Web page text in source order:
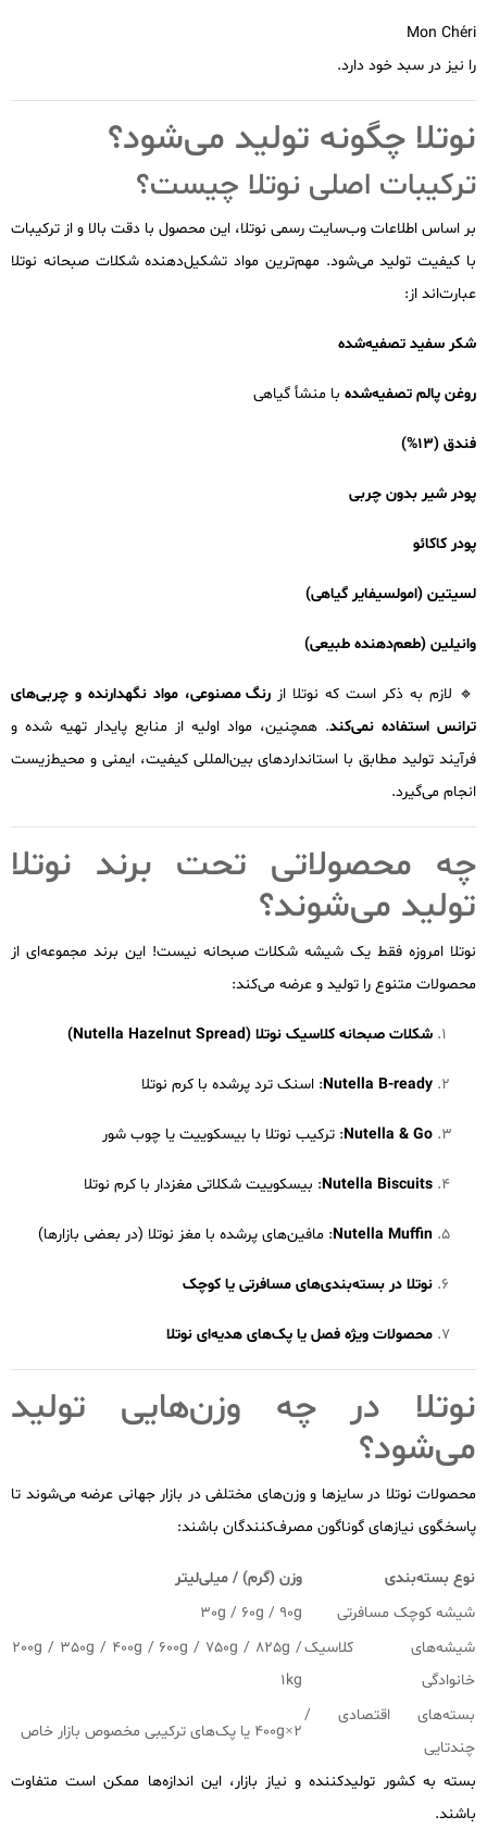
Mon Chéri
را نیز در سبد خود دارد.
نوتلا چگونه تولید می‌شود؟
ترکیبات اصلی نوتلا چیست؟
بر اساس اطلاعات وب‌سایت رسمی نوتلا، این محصول با دقت بالا و از ترکیبات
با کیفیت تولید می‌شود. مهم‌ترین مواد تشکیل‌دهنده شکلات صبحانه نوتلا
عبارت‌اند از:
شکر سفید تصفیه‌شده
روغن پالم تصفیه‌شده با منشأ گیاهی
فندق (13%)
پودر شیر بدون چربی
پودر کاکائو
لسیتین (امولسیفایر گیاهی)
وانیلین (طعم‌دهنده طبیعی)
🔹 لازم به ذکر است که نوتلا از رنگ مصنوعی، مواد نگهدارنده و چربی‌های
ترانس استفاده نمی‌کند. همچنین، مواد اولیه از منابع پایدار تهیه شده و
فرآیند تولید مطابق با استانداردهای بین‌المللی کیفیت، ایمنی و محیط‌زیست
انجام می‌گیرد.
چه محصولاتی تحت برند نوتلا
تولید می‌شوند؟
نوتلا امروزه فقط یک شیشه شکلات صبحانه نیست! این برند مجموعه‌ای از
محصولات متنوع را تولید و عرضه می‌کند:
شکلات صبحانه کلاسیک نوتلا (Nutella Hazelnut Spread)
Nutella B-ready: اسنک ترد پرشده با کرم نوتلا
Nutella & Go: ترکیب نوتلا با بیسکوییت یا چوب شور
Nutella Biscuits: بیسکوییت شکلاتی مغزدار با کرم نوتلا
Nutella Muffin: مافین‌های پرشده با مغز نوتلا (در بعضی بازارها)
نوتلا در بسته‌بندی‌های مسافرتی یا کوچک
محصولات ویژه فصل یا پک‌های هدیه‌ای نوتلا
نوتلا در چه وزن‌هایی تولید
می‌شود؟
محصولات نوتلا در سایزها و وزن‌های مختلفی در بازار جهانی عرضه می‌شوند تا
پاسخگوی نیازهای گوناگون مصرف‌کنندگان باشند:
نوع بسته‌بندی
وزن (گرم) / میلی‌لیتر
شیشه کوچک مسافرتی
30g / 60g / 90g
شیشه‌های کلاسیک
خانوادگی
200g / 350g / 400g / 600g / 750g / 825g /
1kg
بسته‌های اقتصادی /
چندتایی
2×400g یا پک‌های ترکیبی مخصوص بازار خاص
بسته به کشور تولیدکننده و نیاز بازار، این اندازه‌ها ممکن است متفاوت
باشند.